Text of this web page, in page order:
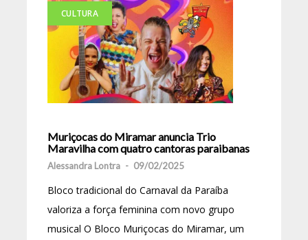
CULTURA
Muriçocas do Miramar anuncia Trio
Maravilha com quatro cantoras paraibanas
Alessandra Lontra - 09/02/2025
Bloco tradicional do Carnaval da Paraíba
valoriza a força feminina com novo grupo
musical O Bloco Muriçocas do Miramar, um